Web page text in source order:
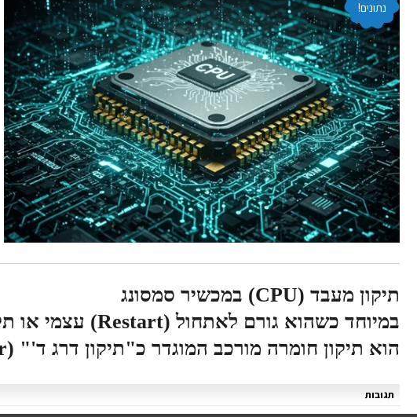
נתונים!
תיקון מעבד (CPU) במכשיר סמסונג
במיוחד כשהוא גורם לאתחול (Restart) עצמי או תקוע בלופ של אתחולים
הוא תיקון חומרה מורכב המוגדר כ"תיקון דרג ד'" (Chip Level Repair)
תגובות